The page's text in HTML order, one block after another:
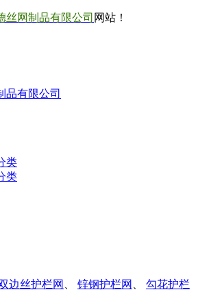
丝网制品有限公司 网站！
类
类
边丝护栏网 锌钢护栏网
勾花护栏